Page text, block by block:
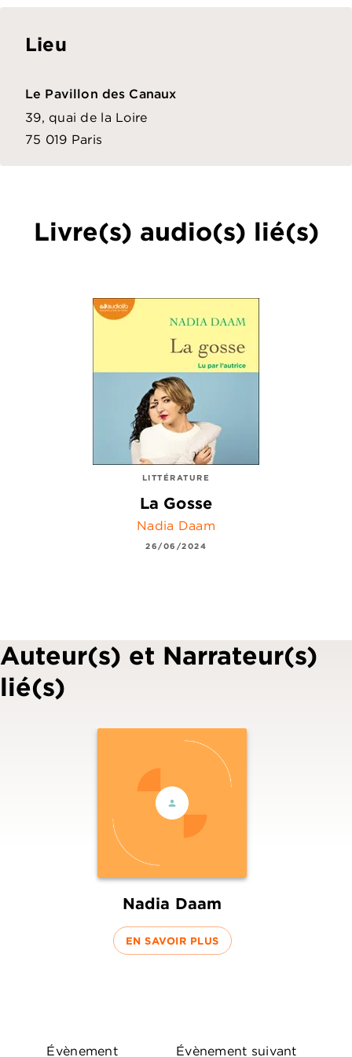
Lieu
Le Pavillon des Canaux
39, quai de la Loire
75 019 Paris
Livre(s) audio(s) lié(s)
LITTÉRATURE
La Gosse
Nadia Daam
26/06/2024
Auteur(s) et Narrateur(s)
lié(s)
Nadia Daam
EN SAVOIR PLUS
Évènement
Évènement suivant